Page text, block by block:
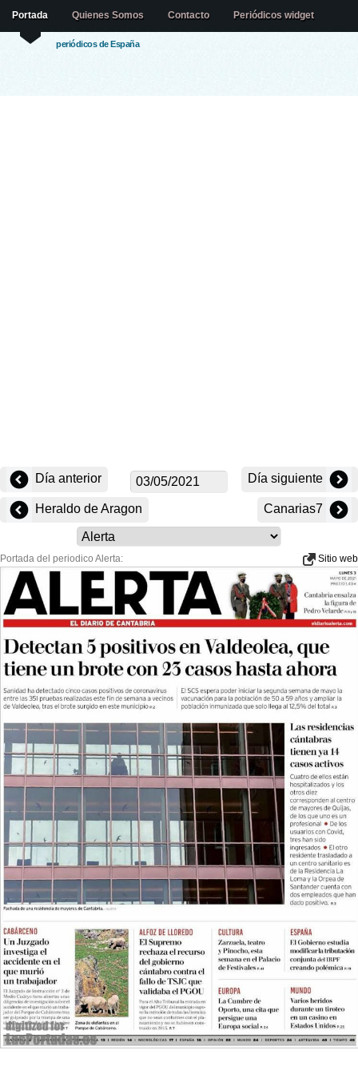
periódicos de España
Portada Quienes Somos Contacto Periódicos widget
Día anterior Día siguiente
Heraldo de Aragon Canarias7
Portada del periodico Alerta: Sitio web